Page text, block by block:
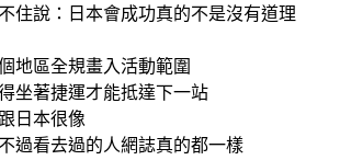
住說：日本會成功真的不是沒有道理
地區全規畫入活動範圍
坐著捷運才能抵達下一站
日本很像
過看去過的人網誌真的都一樣